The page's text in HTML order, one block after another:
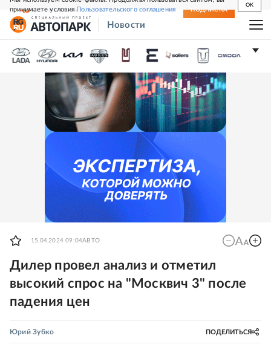
принимаете условияПользовательского соглашения
OK
СВЕЖИЙ НОМЕР ПОДПИСКА
Новости
15.04.2024 09:04АВТО
Дилер провел анализ и отметил
высокий спрос на "Москвич 3" после
падения цен
Юрий Зубко ПОДЕЛИТЬСЯ